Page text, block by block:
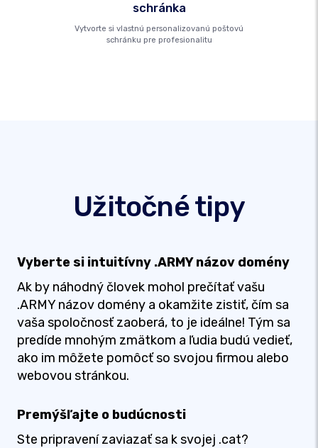
schránka
Vytvorte si vlastnú personalizovanú poštovú
schránku pre profesionalitu
Užitočné tipy
Vyberte si intuitívny .ARMY názov domény
Ak by náhodný človek mohol prečítať vašu
.ARMY názov domény a okamžite zistiť, čím sa
vaša spoločnosť zaoberá, to je ideálne! Tým sa
predíde mnohým zmätkom a ľudia budú vedieť,
ako im môžete pomôcť so svojou firmou alebo
webovou stránkou.
Premýšľajte o budúcnosti
Ste pripravení zaviazať sa k svojej .cat?